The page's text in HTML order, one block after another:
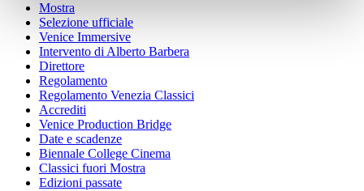
Mostra
Selezione ufficiale
Venice Immersive
Intervento di Alberto Barbera
Direttore
Regolamento
Regolamento Venezia Classici
Accrediti
Venice Production Bridge
Date e scadenze
Biennale College Cinema
Classici fuori Mostra
Edizioni passate